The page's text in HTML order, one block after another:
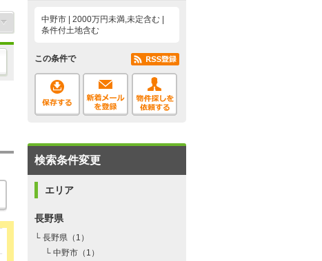
中野市 | 2000万円未満,未定含む |
条件付土地含む
この条件で
検索条件変更
エリア
長野県
└ 長野県（1）
└ 中野市（1）